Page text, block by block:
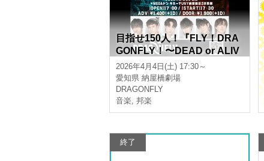
目指せ150人！『FLY！DRA
GONFLY！〜DEAD or ALIV
E〜』
2026年4月4日(土) 17:30～
愛知県 納屋橋劇場
DRAGONFLY
音楽, 邦楽
終了